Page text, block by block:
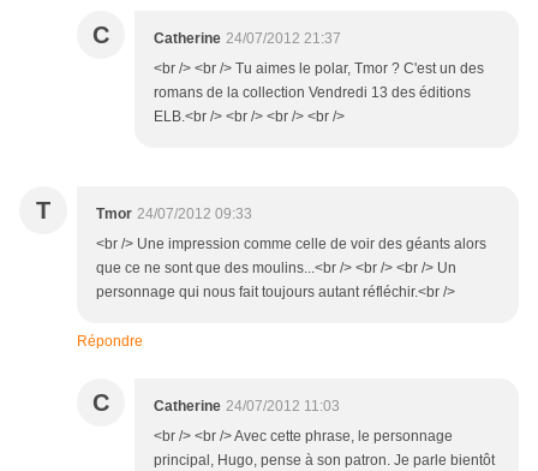
C Catherine 24/07/2012 21:37
<br /> <br /> Tu aimes le polar, Tmor ? C'est un des
romans de la collection Vendredi 13 des éditions
ELB.<br /> <br /> <br /> <br />
T Tmor 24/07/2012 09:33
<br /> Une impression comme celle de voir des géants alors
que ce ne sont que des moulins...<br /> <br /> <br /> Un
personnage qui nous fait toujours autant réfléchir.<br />
Répondre
C Catherine 24/07/2012 11:03
<br /> <br /> Avec cette phrase, le personnage
principal, Hugo, pense à son patron. Je parle bientôt